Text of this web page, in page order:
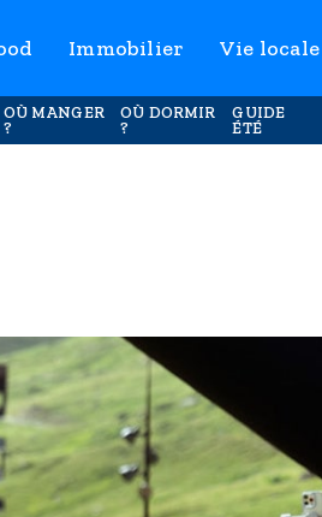
Immobilier Vie locale
OÙ MANGER
?
OÙ DORMIR
?
GUIDE
ÉTÉ